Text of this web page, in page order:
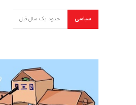
سیاسی حدود یک سال قبل